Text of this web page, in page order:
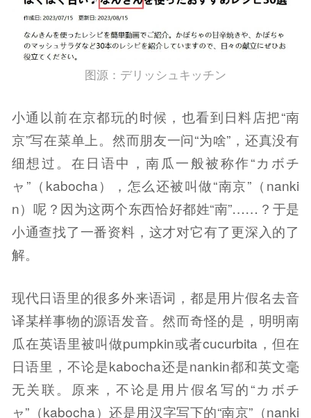
图源：デリッシュキッチン
小通以前在京都玩的时候，也看到日料店把“南
京”写在菜单上。然而朋友一问“为啥”，还真没有
细想过。在日语中，南瓜一般被称作“カボチ
ャ”（kabocha），怎么还被叫做“南京”（nanki
n）呢？因为这两个东西恰好都姓“南”……？于是
小通查找了一番资料，这才对它有了更深入的了
解。
现代日语里的很多外来语词，都是用片假名去音
译某样事物的源语发音。然而奇怪的是，明明南
瓜在英语里被叫做pumpkin或者cucurbita，但在
日语里，不论是kabocha还是nankin都和英文毫
无关联。原来，不论是用片假名写的“カボチ
ャ”（kabocha）还是用汉字写下的“南京”（nanki